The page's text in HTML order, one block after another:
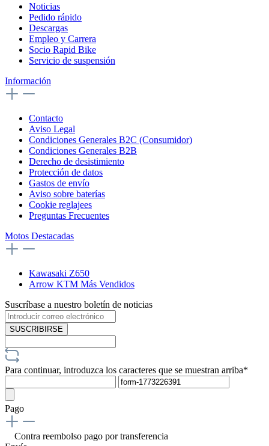
Noticias
Pedido rápido
Descargas
Empleo y Carrera
Socio Rapid Bike
Servicio de suspensión
Información
Contacto
Aviso Legal
Condiciones Generales B2C (Consumidor)
Condiciones Generales B2B
Derecho de desistimiento
Protección de datos
Gastos de envío
Aviso sobre baterías
Cookie reglajees
Preguntas Frecuentes
Motos Destacadas
Kawasaki Z650
Arrow KTM Más Vendidos
Suscríbase a nuestro boletín de noticias
SUSCRIBIRSE
Para continuar, introduzca los caracteres que se muestran arriba*
Pago
Contra reembolso pago por transferencia